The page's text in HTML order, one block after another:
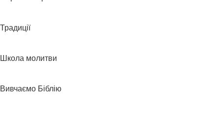
Традиції
Школа молитви
Вивчаємо Біблію